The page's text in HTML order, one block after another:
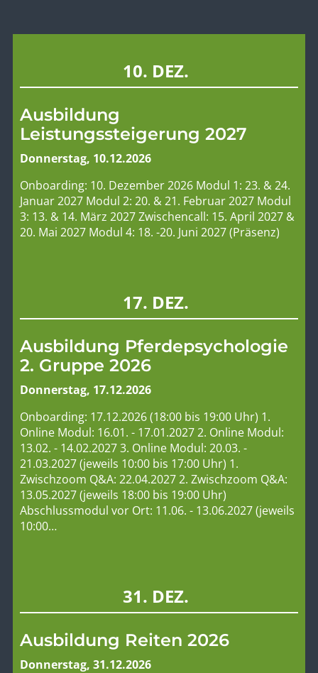
10. DEZ.
Ausbildung
Leistungssteigerung 2027
Donnerstag, 10.12.2026
Onboarding: 10. Dezember 2026 Modul 1: 23. & 24.
Januar 2027 Modul 2: 20. & 21. Februar 2027 Modul
3: 13. & 14. März 2027 Zwischencall: 15. April 2027 &
20. Mai 2027 Modul 4: 18. -20. Juni 2027 (Präsenz)
17. DEZ.
Ausbildung Pferdepsychologie
2. Gruppe 2026
Donnerstag, 17.12.2026
Onboarding: 17.12.2026 (18:00 bis 19:00 Uhr) 1.
Online Modul: 16.01. - 17.01.2027 2. Online Modul:
13.02. - 14.02.2027 3. Online Modul: 20.03. -
21.03.2027 (jeweils 10:00 bis 17:00 Uhr) 1.
Zwischzoom Q&A: 22.04.2027 2. Zwischzoom Q&A:
13.05.2027 (jeweils 18:00 bis 19:00 Uhr)
Abschlussmodul vor Ort: 11.06. - 13.06.2027 (jeweils
10:00…
31. DEZ.
Ausbildung Reiten 2026
Donnerstag, 31.12.2026